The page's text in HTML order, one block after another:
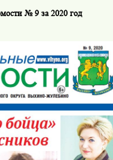
№ 9 за 2020 год